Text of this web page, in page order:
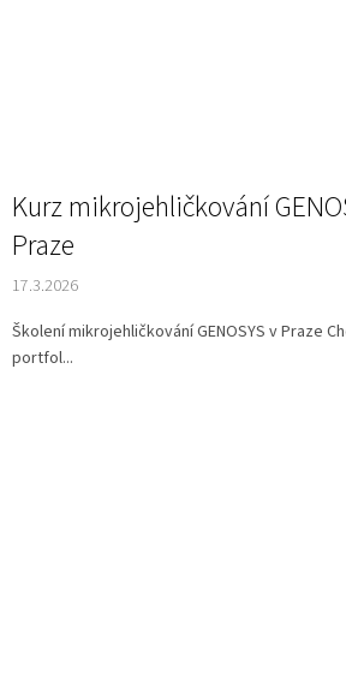
Kurz mikrojehličkování
Praze
17.3.2026
Školení mikrojehličkování GENOSYS v Praze
portfol...